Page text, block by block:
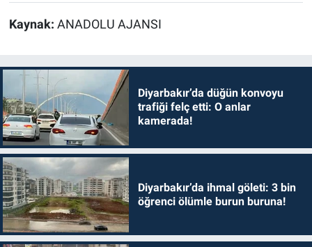
Kaynak: ANADOLU AJANSI
Diyarbakır’da düğün konvoyu
trafiği felç etti: O anlar
kamerada!
Diyarbakır’da ihmal göleti: 3 bin
öğrenci ölümle burun buruna!